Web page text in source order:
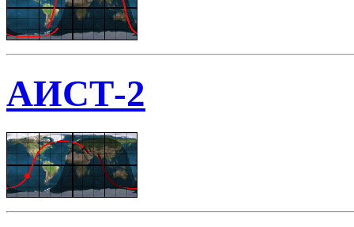
АИСТ-2